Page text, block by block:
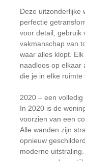
Deze uitzonderlijke
perfectie
voor detail, gebruik
vakmanschap van
waar alles klopt.
naadloos op elkaar
die je in elke ruimte
2020 – een
In 2020 is de
voorzien van een
Alle wanden zijn
opnieuw
moderne